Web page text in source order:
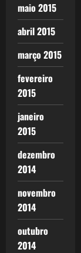
maio 2015
abril 2015
março 2015
fevereiro
2015
janeiro
2015
dezembro
2014
novembro
2014
outubro
2014